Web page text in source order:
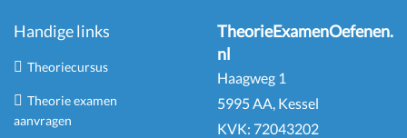
Handige links
Theoriecursus
Theorie examen
aanvragen
TheorieExamenOefenen.
nl
Haagweg 1
5995 AA, Kessel
KVK: 72043202